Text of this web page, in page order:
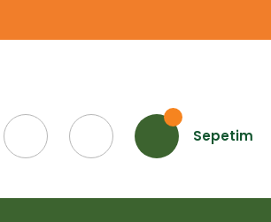
Sepetim